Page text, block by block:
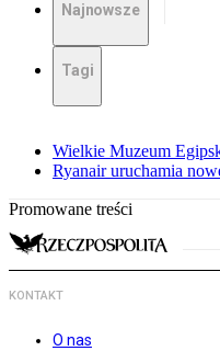
Najnowsze
Tagi
Wielkie Muzeum
Ryanair uruchamia
Promowane treści
KONTAKT
O nas